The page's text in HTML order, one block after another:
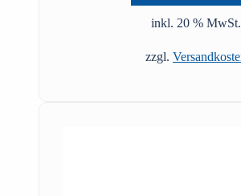
inkl. 20 % MwSt.
zzgl.